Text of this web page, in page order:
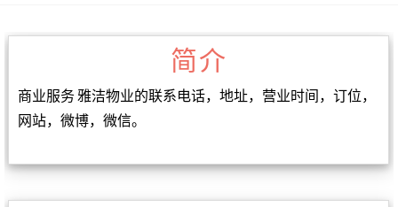
简介
商业服务 雅洁物业的联系电话，地址，营业时间，订位，
网站，微博，微信。